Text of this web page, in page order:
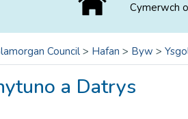
Cymerwch
Council> Hafan > Byw >
a Datrys